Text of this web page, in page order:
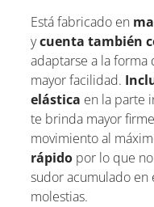
Está fabricado en
ycuenta también
adaptarse a la
mayor facilidad.
elástica en la parte
te brinda mayor
movimiento al
rápido por lo que
sudor acumulado en
molestias.